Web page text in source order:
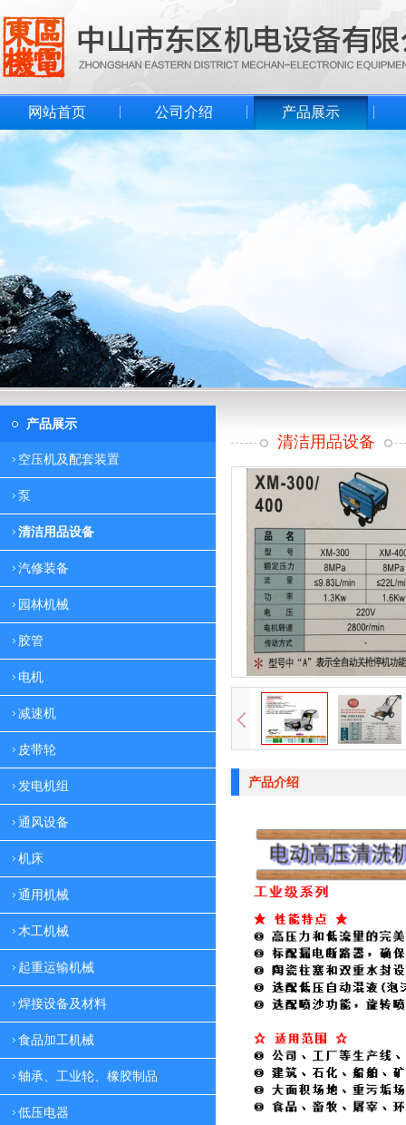
网站首页 公司介绍 产品展示
产品展示
空压机及配套装置
泵
清洁用品设备
汽修装备
园林机械
胶管
电机
减速机
皮带轮
发电机组
通风设备
机床
通用机械
木工机械
起重运输机械
焊接设备及材料
食品加工机械
轴承、工业轮、橡胶制品
低压电器
清洁用品设备
产品介绍